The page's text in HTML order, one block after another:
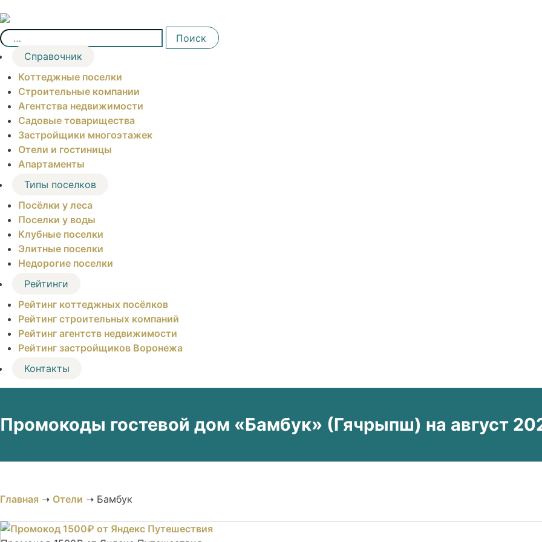
to
content
Найти:
Поиск
Справочник
Коттеджные поселки
Строительные компании
Агентства недвижимости
Садовые товарищества
Застройщики многоэтажек
Отели и гостиницы
Апартаменты
Типы поселков
Посёлки у леса
Поселки у воды
Клубные поселки
Элитные поселки
Недорогие поселки
Рейтинги
Рейтинг коттеджных посёлков
Рейтинг строительных компаний
Рейтинг агентств недвижимости
Рейтинг застройщиков Воронежа
Контакты
Промокоды гостевой дом «Бамбук» (Гячрыпш) на август
Главная ➝ Отели ➝ Бамбук